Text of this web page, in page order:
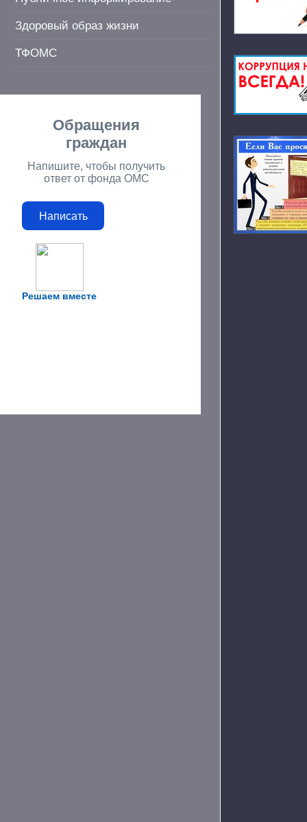
Здоровый образ жизни
ТФОМС
Решаем вместе
Обращения
граждан
Напишите, чтобы получить
ответ от фонда ОМС
Написать